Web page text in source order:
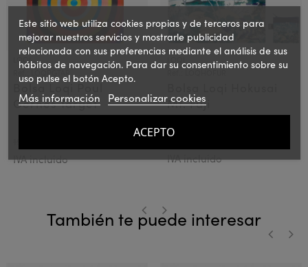
LOQI
Ref.: LOQPGTAR
Bolsa Loqi Poul
Gernes Target
IVA incluido
Mt. Fuji
IVA incluido
También te puede interesar
Este sitio web utiliza cookies propias y de terceros para
mejorar nuestros servicios y mostrarle publicidad
relacionada con sus preferencias mediante el análisis de sus
hábitos de navegación. Para dar su consentimiento sobre su
uso pulse el botón Acepto.
Más información Personalizar cookies
ACEPTO